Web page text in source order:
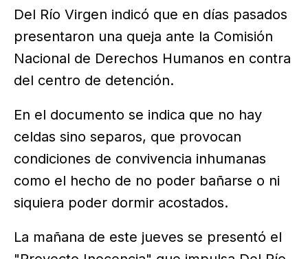
Del Río Virgen indicó que en días pasados
presentaron una queja ante la Comisión
Nacional de Derechos Humanos en contra
del centro de detención.
En el documento se indica que no hay
celdas sino separos, que provocan
condiciones de convivencia inhumanas
como el hecho de no poder bañarse o ni
siquiera poder dormir acostados.
La mañana de este jueves se presentó el